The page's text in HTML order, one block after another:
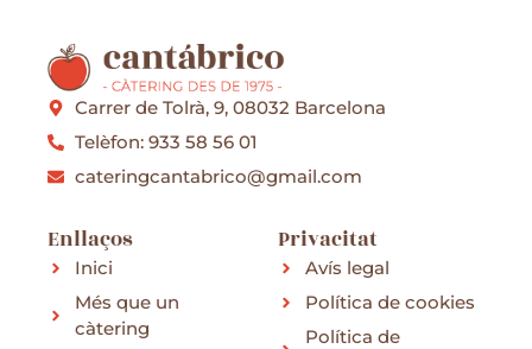
Carrer de Tolrà, 9, 08032 Barcelona
Telèfon: 933 58 56 01
cateringcantabrico@gmail.com
Enllaços
Inici
Més que un
càtering
Privacitat
Avís legal
Política de cookies
Política de